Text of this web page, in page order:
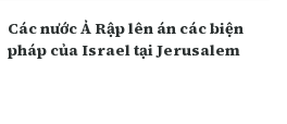
Các nước Ả Rập lên án các biện
pháp của Israel tại Jerusalem